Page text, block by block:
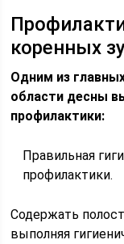
коренных
Одним из
области десны
профилактики:
Правильная
профилактики.
Содержать
выполняя